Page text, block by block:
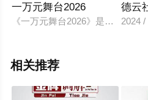
一万元舞台2026
《一万元舞台2026》是腾讯音
德云
2024 /
相关推荐